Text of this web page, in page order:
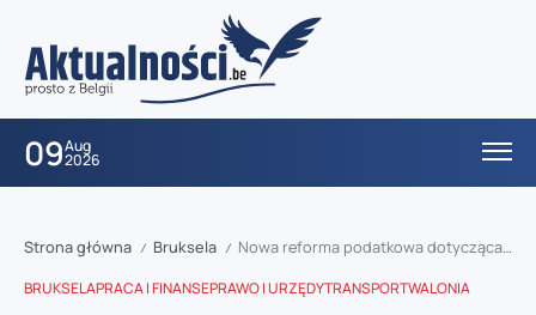
09Aug
2026
Strona główna / Bruksela / Nowa reforma podatkowa dotycząca samochodów w Walonii: kto zyska?
BRUKSELAPRACA I FINANSEPRAWO I URZĘDYTRANSPORTWALONIA